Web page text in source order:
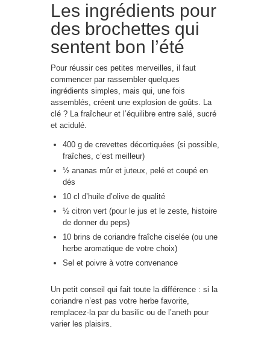
Les ingrédients pour
des brochettes qui
sentent bon l’été
Pour réussir ces petites merveilles, il faut
commencer par rassembler quelques
ingrédients simples, mais qui, une fois
assemblés, créent une explosion de goûts. La
clé ? La fraîcheur et l’équilibre entre salé, sucré
et acidulé.
400 g de crevettes décortiquées (si possible,
fraîches, c’est meilleur)
½ ananas mûr et juteux, pelé et coupé en
dés
10 cl d’huile d’olive de qualité
½ citron vert (pour le jus et le zeste, histoire
de donner du peps)
10 brins de coriandre fraîche ciselée (ou une
herbe aromatique de votre choix)
Sel et poivre à votre convenance
Un petit conseil qui fait toute la différence : si la
coriandre n’est pas votre herbe favorite,
remplacez-la par du basilic ou de l’aneth pour
varier les plaisirs.